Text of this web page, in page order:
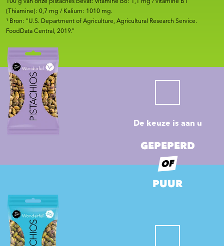
(Thiamine): 0,7 mg / Kalium: 1010 mg.
¹ Bron: “U.S. Department of Agriculture, Agricultural Research Service.
FoodData Central, 2019.”
De keuze is aan u
GEPEPERD
OF
PUUR